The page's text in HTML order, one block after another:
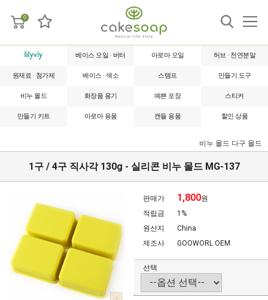
0
베이스 오일 · 버터 아로마 오일 허브 · 천연분말
원재료 · 첨가제 베이스 · 색소 스탬프 만들기 도구
비누 몰드 화장품 용기 예쁜 포장 스티커
만들기 키트 아로마 용품 캔들 용품 할인 상품
비누 몰드 다구 몰드
1구 / 4구 직사각 130g - 실리콘 비누 몰드 MG-137
판매가 1,800원
적립금
1%
원산지
China
제조사
GOOWORL OEM
선택